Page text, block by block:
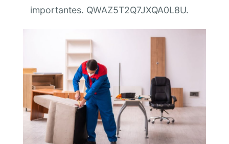
importantes. QWAZ5T2Q7JXQA0L8U.